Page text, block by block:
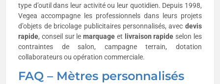
type d’outil dans leur activité ou leur quotidien. Depuis 1998,
Vegea accompagne les professionnels dans leurs projets
d’objets de bricolage publicitaires personnalisés, avec devis
rapide, conseil sur lemarquage et livraison rapide selon les
contraintes de salon, campagne terrain, dotation
collaborateurs ou opération commerciale.
FAQ – Mètres personnalisés